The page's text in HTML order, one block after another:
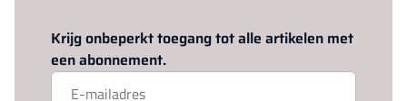
Krijg onbeperkt toegang tot alle artikelen met
een abonnement.